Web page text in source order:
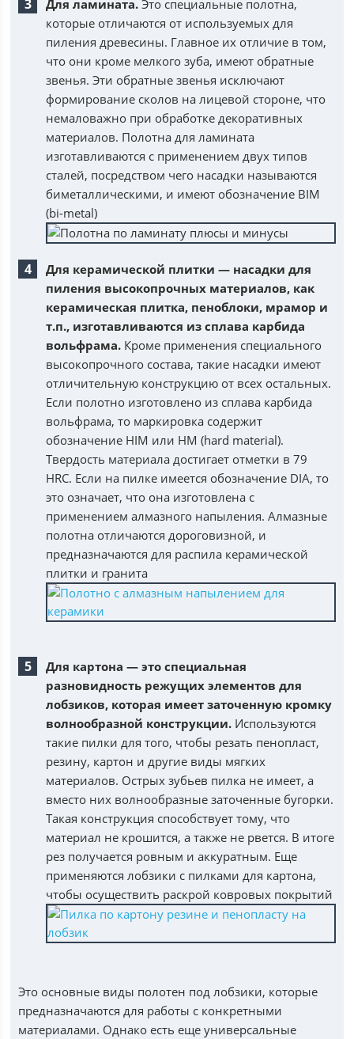
Для ламината. Это специальные полотна,
которые отличаются от используемых для
пиления древесины. Главное их отличие в том,
что они кроме мелкого зуба, имеют обратные
звенья. Эти обратные звенья исключают
формирование сколов на лицевой стороне, что
немаловажно при обработке декоративных
материалов. Полотна для ламината
изготавливаются с применением двух типов
сталей, посредством чего насадки называются
биметаллическими, и имеют обозначение BIM
(bi-metal)
Для керамической плитки — насадки для
пиления высокопрочных материалов, как
керамическая плитка, пеноблоки, мрамор и
т.п., изготавливаются из сплава карбида
вольфрама. Кроме применения специального
высокопрочного состава, такие насадки имеют
отличительную конструкцию от всех остальных.
Если полотно изготовлено из сплава карбида
вольфрама, то маркировка содержит
обозначение HIM или HM (hard material).
Твердость материала достигает отметки в 79
HRC. Если на пилке имеется обозначение DIA, то
это означает, что она изготовлена с
применением алмазного напыления. Алмазные
полотна отличаются дороговизной, и
предназначаются для распила керамической
плитки и гранита
Для картона — это специальная
разновидность режущих элементов для
лобзиков, которая имеет заточенную кромку
волнообразной конструкции. Используются
такие пилки для того, чтобы резать пенопласт,
резину, картон и другие виды мягких
материалов. Острых зубьев пилка не имеет, а
вместо них волнообразные заточенные бугорки.
Такая конструкция способствует тому, что
материал не крошится, а также не рвется. В итоге
рез получается ровным и аккуратным. Еще
применяются лобзики с пилками для картона,
чтобы осуществить раскрой ковровых покрытий
Это основные виды полотен под лобзики, которые
предназначаются для работы с конкретными
материалами. Однако есть еще универсальные